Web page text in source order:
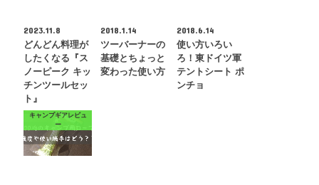
2023.11.8
どんどん料理が
したくなる『ス
ノーピーク キッ
チンツールセッ
ト』
2018.1.14
ツーバーナーの
基礎とちょっと
変わった使い方
2018.6.14
使い方いろい
ろ！東ドイツ軍
テントシート ポ
ンチョ
キャンプギアレビュ
ー